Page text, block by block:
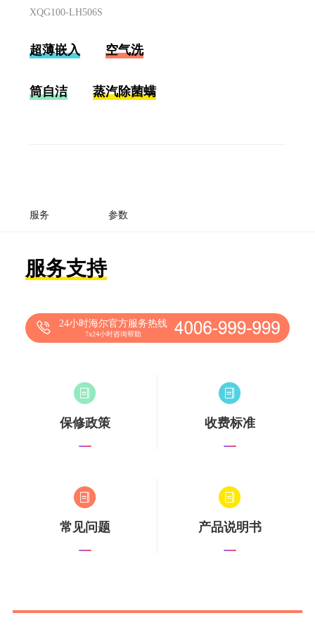
XQG100-LH506S
超薄嵌入 空气洗
筒自洁 蒸汽除菌螨
服务 参数
服务支持
24小时海尔官方服务热线
7x24小时咨询帮助
保修政策 收费标准
常见问题 产品说明书